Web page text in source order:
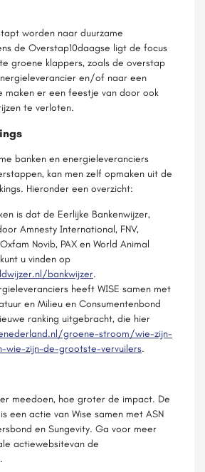
worden naar duurzame
de Overstap10daagse ligt de focus
groene klappers, zoals de overstap
en/of naar een
maken er een feestje van door ook
te verloten.
banken en energieleveranciers
kan men zelf opmaken uit de
Hieronder een overzicht:
is dat de Eerlijke Bankenwijzer,
Amnesty International, FNV,
Novib, PAX en World Animal
u vinden op
bankwijzer.
heeft WISE samen met
en Milieu en Consumentenbond
ranking uitgebracht, die hier
groene-stroom/wie-zijn-
wie-zijn-de-grootste-vervuilers.
meedoen, hoe groter de impact. De
een actie van Wise samen met ASN
en Sungevity. Ga voor meer
actiewebsitevan de
.